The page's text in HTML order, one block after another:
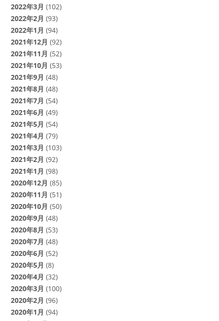
2022年3月 (102)
2022年2月 (93)
2022年1月 (94)
2021年12月 (92)
2021年11月 (52)
2021年10月 (53)
2021年9月 (48)
2021年8月 (48)
2021年7月 (54)
2021年6月 (49)
2021年5月 (54)
2021年4月 (79)
2021年3月 (103)
2021年2月 (92)
2021年1月 (98)
2020年12月 (85)
2020年11月 (51)
2020年10月 (50)
2020年9月 (48)
2020年8月 (53)
2020年7月 (48)
2020年6月 (52)
2020年5月 (8)
2020年4月 (32)
2020年3月 (100)
2020年2月 (96)
2020年1月 (94)